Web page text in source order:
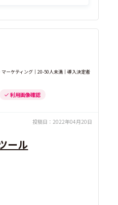
ーケティング｜20-50人未満｜導入決定者
利用画像確認
投稿日： 2022年04月20日
ール